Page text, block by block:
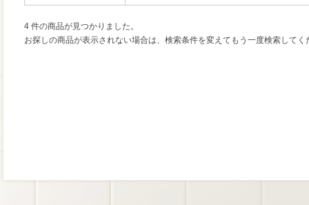
4 件の商品が見つかりました。
お探しの商品が表示されない場合は、検索条件を変えてもう一度検索してく